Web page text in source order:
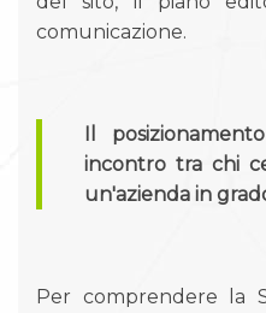
comunicazione.
Il
incontro tra chi
un'azienda in
Per comprendere la